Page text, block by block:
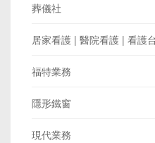
葬儀社
居家看護 | 醫院看護 | 看護
福特業務
隱形鐵窗
現代業務